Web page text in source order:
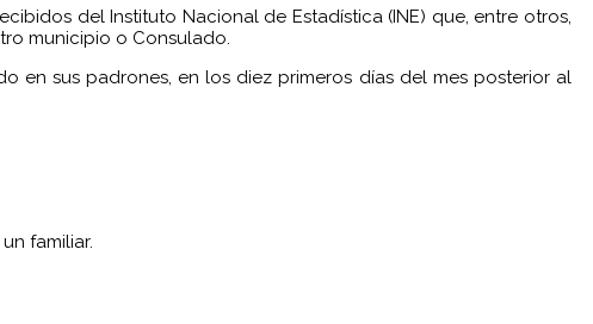
del Instituto Nacional de Estadística (INE) que, entre otros,
municipio o Consulado.
en sus padrones, en los diez primeros días del mes posterior al
familiar.